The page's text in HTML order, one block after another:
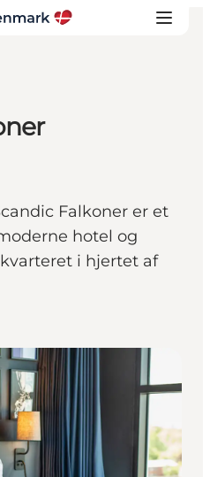
Falkoner er et
hotel og
i hjertet af